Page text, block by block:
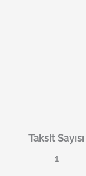
Taksit Sayısı
1